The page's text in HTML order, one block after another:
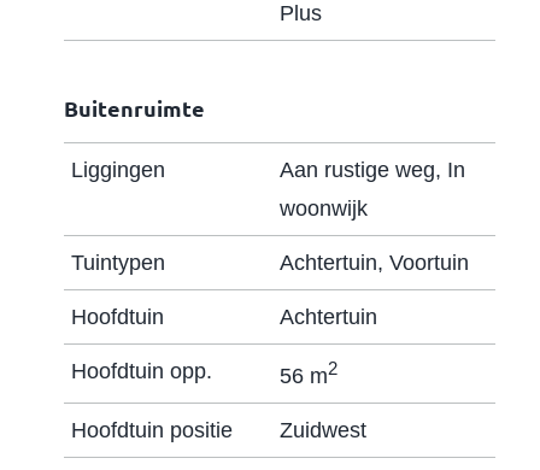
Plus
Buitenruimte
Liggingen
Aan rustige weg, In
woonwijk
Tuintypen Achtertuin, Voortuin
Hoofdtuin Achtertuin
Hoofdtuin opp. 56 m2
Hoofdtuin positie Zuidwest